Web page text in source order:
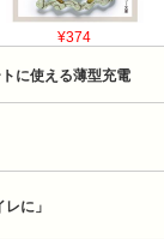
¥374
に使える薄型充電
に」